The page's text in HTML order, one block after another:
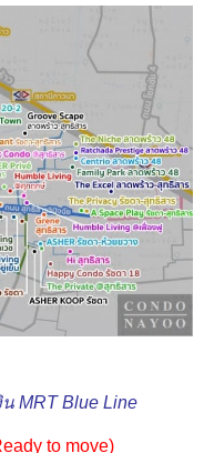
น MRT Blue Line
to move)